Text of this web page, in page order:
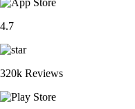
4.7
320k Reviews